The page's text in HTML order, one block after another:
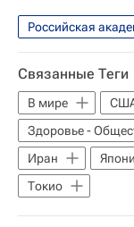
Российская
США
Геннадий
Российская
Связанные Теги
В мире
Здоровье -
Иран
Токио